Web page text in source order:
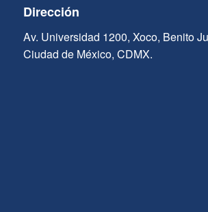
Dirección
Av. Universidad 1200, Xoco, Benito
Ciudad de México, CDMX.